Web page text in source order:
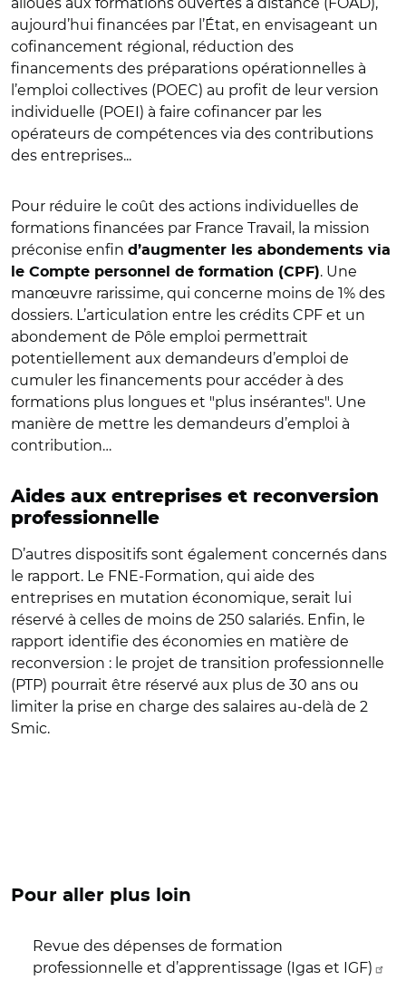
aujourd’hui financées par l’État, en envisageant un
cofinancement régional, réduction des
financements des préparations opérationnelles à
l’emploi collectives (POEC) au profit de leur version
individuelle (POEI) à faire cofinancer par les
opérateurs de compétences via des contributions
des entreprises...
Pour réduire le coût des actions individuelles de
formations financées par France Travail, la mission
préconise enfin d’augmenter les abondements via
le Compte personnel de formation (CPF). Une
manœuvre rarissime, qui concerne moins de 1% des
dossiers. L’articulation entre les crédits CPF et un
abondement de Pôle emploi permettrait
potentiellement aux demandeurs d’emploi de
cumuler les financements pour accéder à des
formations plus longues et "plus insérantes". Une
manière de mettre les demandeurs d’emploi à
contribution…
Aides aux entreprises et reconversion
professionnelle
D’autres dispositifs sont également concernés dans
le rapport. Le FNE-Formation, qui aide des
entreprises en mutation économique, serait lui
réservé à celles de moins de 250 salariés. Enfin, le
rapport identifie des économies en matière de
reconversion : le projet de transition professionnelle
(PTP) pourrait être réservé aux plus de 30 ans ou
limiter la prise en charge des salaires au-delà de 2
Smic.
Pour aller plus loin
Revue des dépenses de formation
professionnelle et d’apprentissage (Igas et IGF)